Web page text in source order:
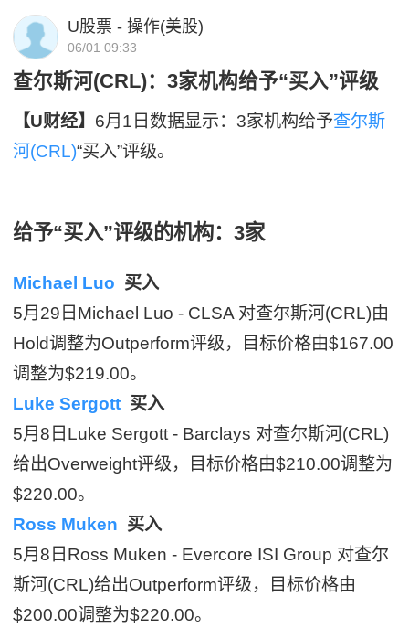
U股票 - 操作(美股)
06/01 09:33
查尔斯河(CRL)：3家机构给予“买入”评级
【U财经】 6月1日数据显示：3家机构给予查尔斯
河(CRL)“买入”评级。
给予“买入”评级的机构：3家
Michael Luo 买入
5月29日Michael Luo - CLSA 对查尔斯河(CRL)由
Hold调整为Outperform评级，目标价格由$167.00
调整为$219.00。
Luke Sergott 买入
5月8日Luke Sergott - Barclays 对查尔斯河(CRL)
给出Overweight评级，目标价格由$210.00调整为
$220.00。
Ross Muken 买入
5月8日Ross Muken - Evercore ISI Group 对查尔
斯河(CRL)给出Outperform评级，目标价格由
$200.00调整为$220.00。